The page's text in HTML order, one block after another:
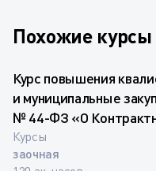
Похожие курсы
Курс повышения
и муниципальные
№ 44-ФЗ «О
Курсы
заочная